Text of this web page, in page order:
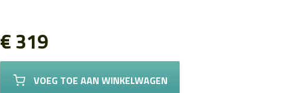
€ 319
VOEG TOE AAN WINKELWAGEN